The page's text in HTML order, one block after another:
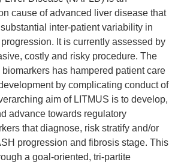
cause of advanced liver disease that
inter-patient variability in
It is currently assessed by
costly and risky procedure. The
has hampered patient care
by complicating conduct of
aim of LITMUS is to develop,
advance towards regulatory
that diagnose, risk stratify and/or
progression and fibrosis stage. This
a goal-oriented, tri-partite